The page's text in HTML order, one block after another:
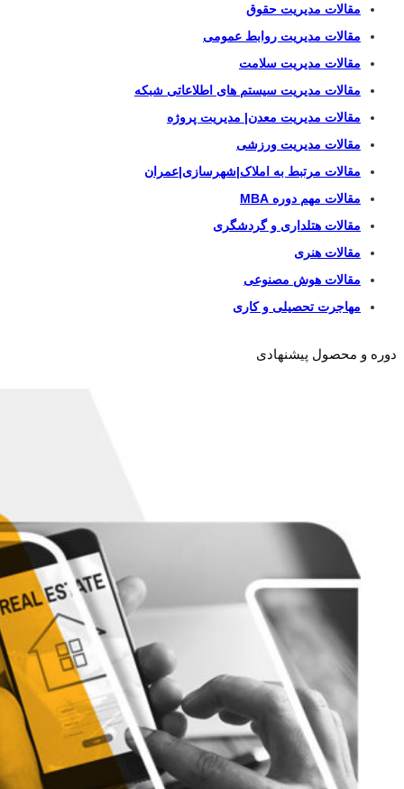
مقالات مدیریت حقوق
مقالات مدیریت روابط عمومی
مقالات مدیریت سلامت
مقالات مدیریت سیستم های اطلاعاتی شبکه
مقالات مدیریت معدن| مدیریت پروژه
مقالات مدیریت ورزشی
مقالات مرتبط به املاک|شهرسازی|عمران
مقالات مهم دوره MBA
مقالات هتلداری و گردشگری
مقالات هنری
مقالات هوش مصنوعی
مهاجرت تحصیلی و کاری
دوره و محصول پیشنهادی